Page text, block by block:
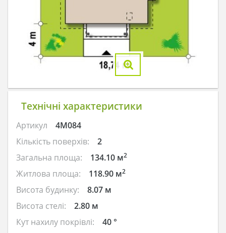
Технічні характеристики
Артикул
4M084
Кількість поверхів:
2
Загальна площа:
134.10 м2
Житлова площа: 118.90 м2
Висота будинку:
8.07 м
Висота стелі:
2.80 м
Кут нахилу покрівлі:
40 °